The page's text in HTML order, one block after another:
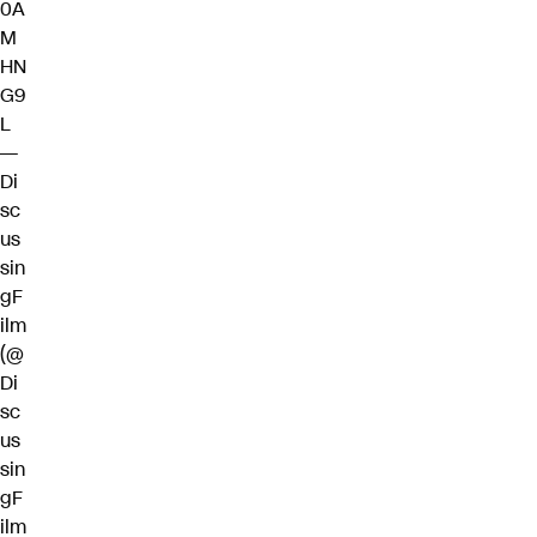
0A
M
HN
G9
L
—
Di
sc
us
sin
gF
ilm
(@
Di
sc
us
sin
gF
ilm